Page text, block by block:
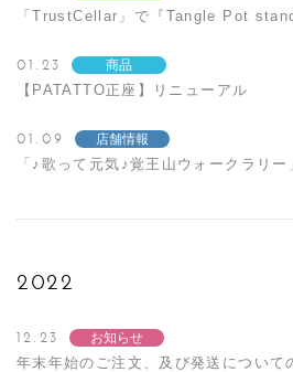
「TrustCellar」で『Tangle Pot
01.23 商品
【PATATTO正座】リニューアル
01.09 店舗情報
「♪歌って元気♪覚王山ウォークラリー
2022
12.23 お知らせ
年末年始のご注文、及び発送について